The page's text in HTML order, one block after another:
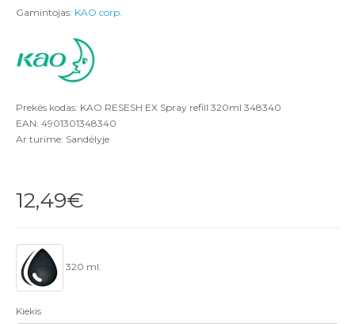
Gamintojas: KAO corp.
Prekės kodas: KAO RESESH EX Spray refill 320ml 348340
EAN: 4901301348340
Ar turime: Sandėlyje
12,49€
320 ml.
Kiekis